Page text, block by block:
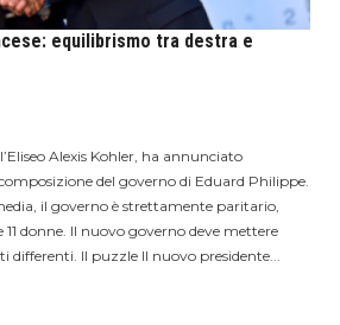
equilibrismo tra destra e
Alexis Kohler, ha annunciato
del governo di Eduard Philippe.
il governo è strettamente paritario,
11 donne. Il nuovo governo deve mettere
differenti. Il puzzle Il nuovo presidente...